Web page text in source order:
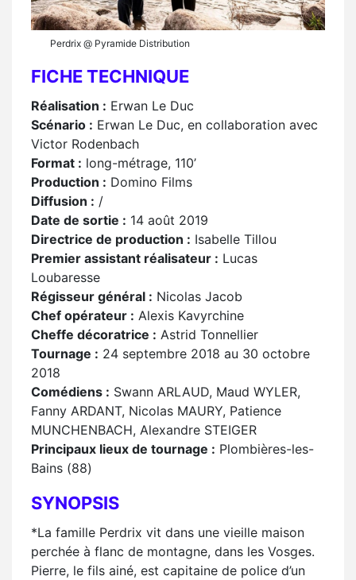
Perdrix @ Pyramide Distribution
FICHE TECHNIQUE
Réalisation : Erwan Le Duc
Scénario : Erwan Le Duc, en collaboration avec
Victor Rodenbach
Format : long-métrage, 110’
Production : Domino Films
Diffusion : /
Date de sortie : 14 août 2019
Directrice de production : Isabelle Tillou
Premier assistant réalisateur : Lucas
Loubaresse
Régisseur général : Nicolas Jacob
Chef opérateur : Alexis Kavyrchine
Cheffe décoratrice : Astrid Tonnellier
Tournage : 24 septembre 2018 au 30 octobre
2018
Comédiens : Swann ARLAUD, Maud WYLER,
Fanny ARDANT, Nicolas MAURY, Patience
MUNCHENBACH, Alexandre STEIGER
Principaux lieux de tournage : Plombières-les-
Bains (88)
SYNOPSIS
*La famille Perdrix vit dans une vieille maison
perchée à flanc de montagne, dans les Vosges.
Pierre, le fils ainé, est capitaine de police d’un